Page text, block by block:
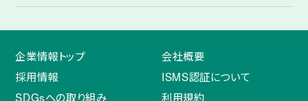
企業情報トップ
会社概要
採用情報
ISMS認証について
SDGsへの取り組み
利用規約